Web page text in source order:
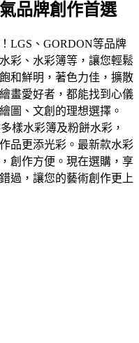
品牌創作首選
LGS、GORDON等品牌
彩、水彩簿等，讓您輕鬆
和鮮明，著色力佳，擴散
畫愛好者，都能找到心儀
圖、文創的理想選擇。
樣水彩簿及粉餅水彩，
品更添光彩。最新款水彩
創作方便。現在選購，享
過，讓您的藝術創作更上